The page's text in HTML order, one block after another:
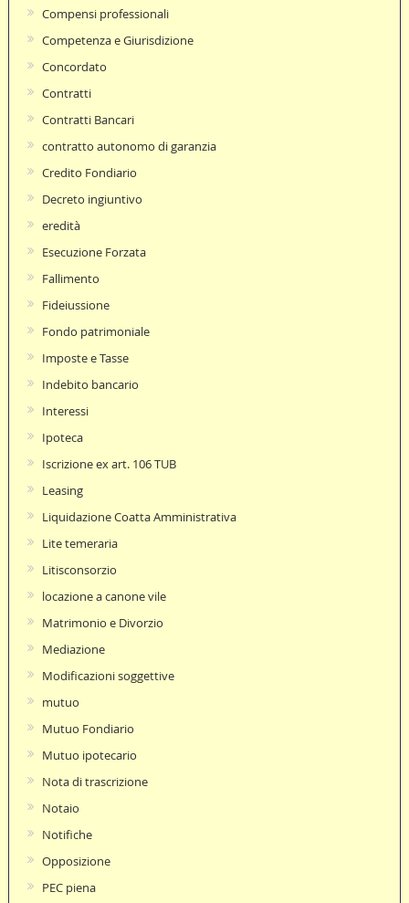
Compensi professionali
Competenza e Giurisdizione
Concordato
Contratti
Contratti Bancari
contratto autonomo di garanzia
Credito Fondiario
Decreto ingiuntivo
eredità
Esecuzione Forzata
Fallimento
Fideiussione
Fondo patrimoniale
Imposte e Tasse
Indebito bancario
Interessi
Ipoteca
Iscrizione ex art. 106 TUB
Leasing
Liquidazione Coatta Amministrativa
Lite temeraria
Litisconsorzio
locazione a canone vile
Matrimonio e Divorzio
Mediazione
Modificazioni soggettive
mutuo
Mutuo Fondiario
Mutuo ipotecario
Nota di trascrizione
Notaio
Notifiche
Opposizione
PEC piena